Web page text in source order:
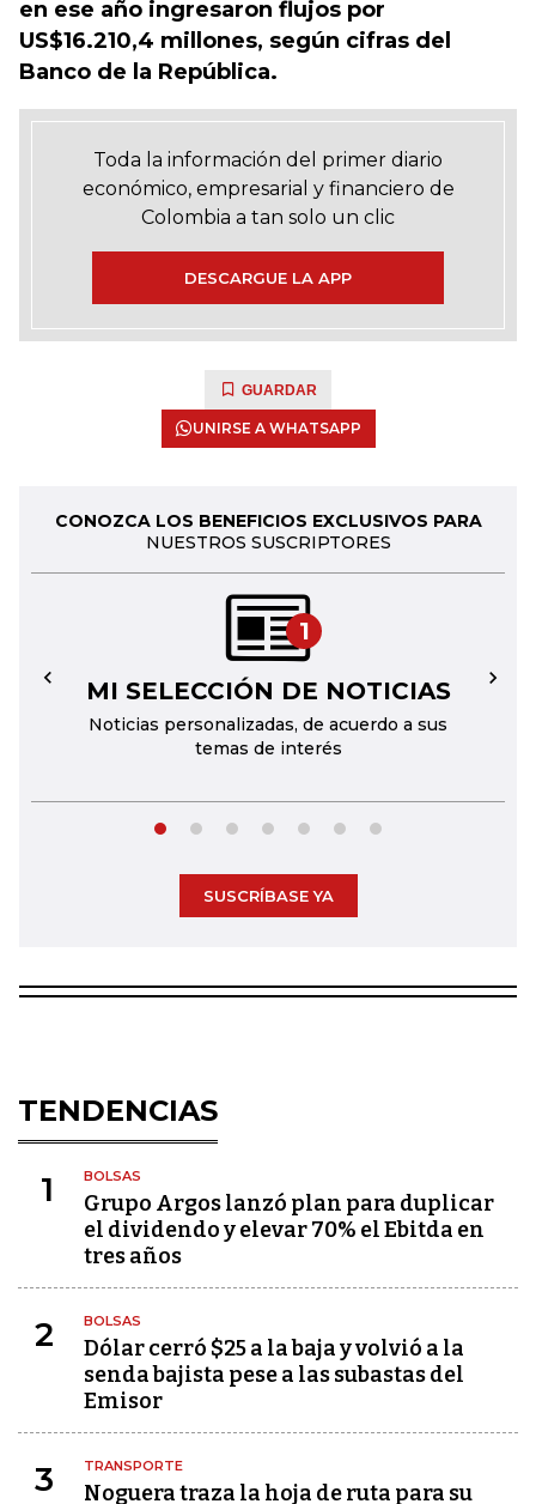
en ese año ingresaron flujos por
US$16.210,4 millones, según cifras del
Banco de la República.
Toda la información del primer diario
económico, empresarial y financiero de
Colombia a tan solo un clic
DESCARGUE LA APP
GUARDAR
UNIRSE A WHATSAPP
CONOZCA LOS BENEFICIOS EXCLUSIVOS PARA
NUESTROS SUSCRIPTORES
1
MI SELECCIÓN DE NOTICIAS
Noticias personalizadas, de acuerdo a sus
temas de interés
← →
SUSCRÍBASE YA
TENDENCIAS
1 BOLSAS
Grupo Argos lanzó plan para duplicar
el dividendo y elevar 70% el Ebitda en
tres años
2 BOLSAS
Dólar cerró $25 a la baja y volvió a la
senda bajista pese a las subastas del
Emisor
3 TRANSPORTE
Noguera traza la hoja de ruta para su